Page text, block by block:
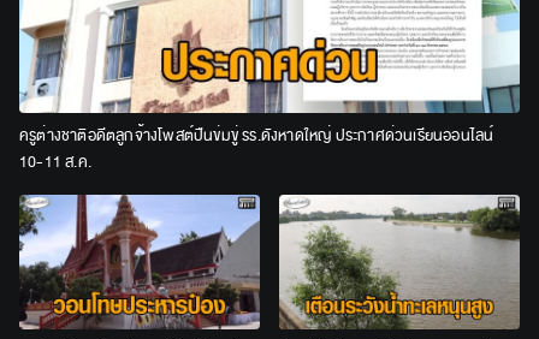
ครูต่างชาติอดีตลูกจ้างโพสต์ปืนข่มขู่ รร.ดังหาดใหญ่ ประกาศด่วนเรียนออนไลน์
10-11 ส.ค.